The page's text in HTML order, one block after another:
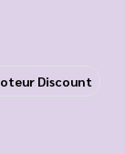
Discount